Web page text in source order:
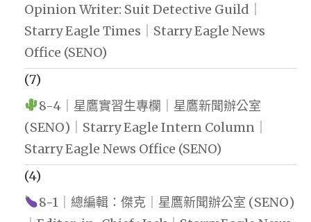
Opinion Writer: Suit Detective Guild｜
Starry Eagle Times｜Starry Eagle News
Office (SENO)
(7)
8-4｜星鷹實習生專欄｜星鷹新聞辦公室
(SENO)｜Starry Eagle Intern Column｜
Starry Eagle News Office (SENO)
(4)
8-1｜總編輯：傑克｜星鷹新聞辦公室 (SENO)